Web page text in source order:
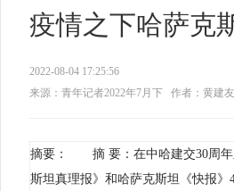
疫情之下哈萨克
2022-08-04 17:25:56
来源：青年记者2022年7月下
作者：黄建
摘要： 摘 要：在中哈建交30周年
斯坦真理报》和哈萨克斯坦《快报》